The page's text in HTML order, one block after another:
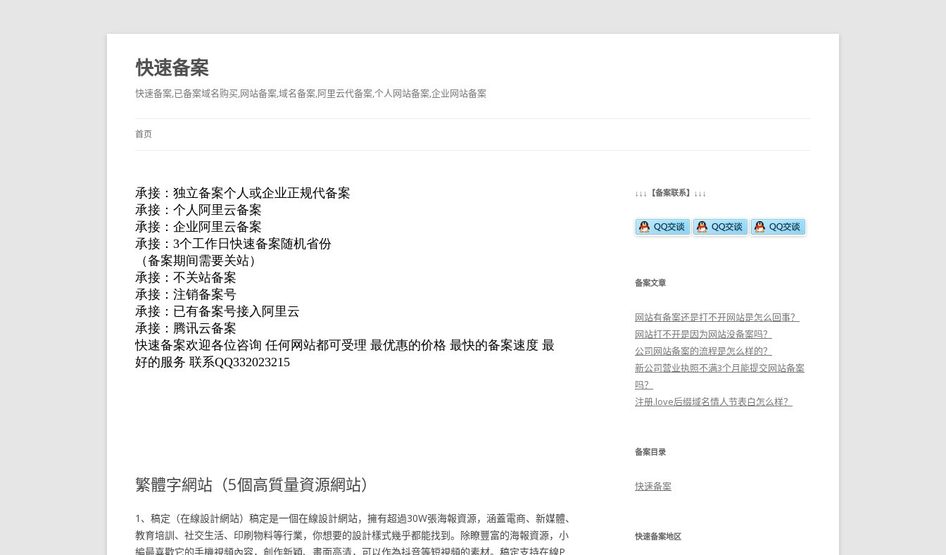
快速备案
快速备案,已备案域名购买,网站备案,域名备案,阿里云代备案,个人网站备案,企业网站备案
首页
繁體字網站（5個高質量資源網站）
1、稿定（在線設計網站）稿定是一個在線設計網站，擁有超過30W張海報資源，涵蓋電商、新媒體、
教育培訓、社交生活、印刷物料等行業，你想要的設計樣式幾乎都能找到。除瞭豐富的海報資源，小
編最喜歡它的手機視頻內容，創作新穎、畫面高清，可以作為抖音等短視頻的素材。稿定支持在線P
↓↓↓【备案联系】↓↓↓
备案文章
网站有备案还是打不开网站是怎么回事？
网站打不开是因为网站没备案吗？
公司网站备案的流程是怎么样的？
新公司营业执照不满3个月能提交网站备案
吗？
注册.love后缀域名情人节表白怎么样？
备案目录
快速备案
快速备案地区